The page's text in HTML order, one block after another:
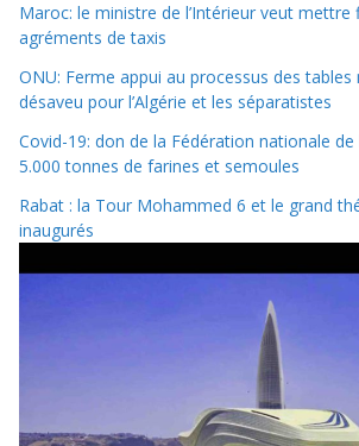
Maroc: le ministre de l’Intérieur veut mettre
agréments de taxis
ONU: Ferme appui au processus des
désaveu pour l’Algérie et les séparatistes
Covid-19: don de la Fédération nationale
5.000 tonnes de farines et semoules
Rabat : la Tour Mohammed 6 et le grand
inaugurés